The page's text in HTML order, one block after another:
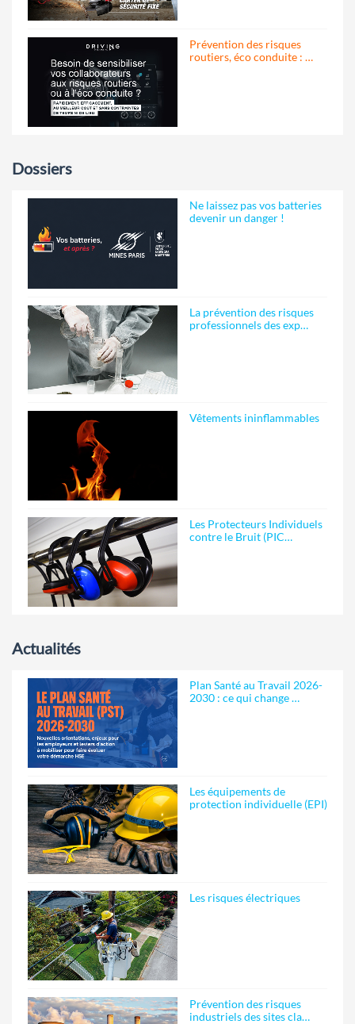
Prévention des risques
routiers, éco conduite : …
Dossiers
Ne laissez pas vos batteries
devenir un danger !
La prévention des risques
professionnels des exp…
Vêtements ininflammables
Les Protecteurs Individuels
contre le Bruit (PIC…
Actualités
Plan Santé au Travail 2026-
2030 : ce qui change …
Les équipements de
protection individuelle (EPI)
Les risques électriques
Prévention des risques
industriels des sites cla…